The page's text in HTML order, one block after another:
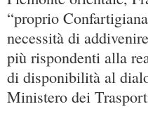
“proprio
necessità di
più rispondenti alla
di disponibilità al
Ministero dei